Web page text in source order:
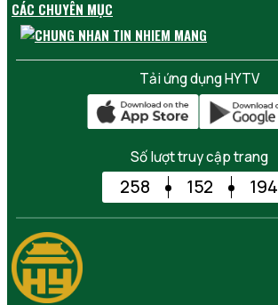
CÁC CHUYÊN MỤC
Tải ứng dụng HYTV
Số lượt truy cập trang
258 152 194